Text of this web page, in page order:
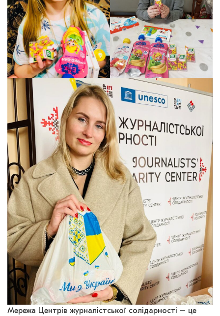
Мережа Центрів журналістської солідарності – це